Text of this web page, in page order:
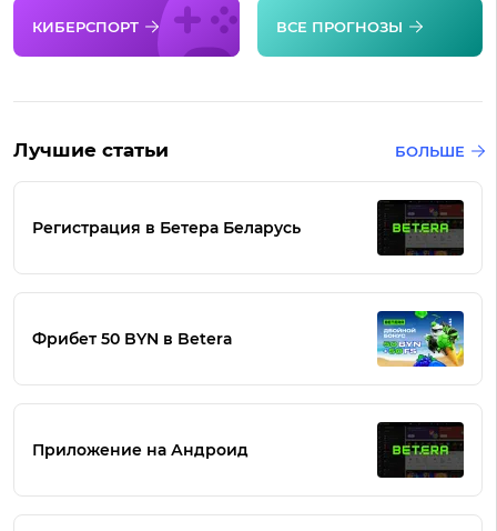
КИБЕРСПОРТ ВСЕ ПРОГНОЗЫ
Лучшие статьи БОЛЬШЕ
Регистрация в Бетера Беларусь
Фрибет 50 BYN в Betera
Приложение на Андроид